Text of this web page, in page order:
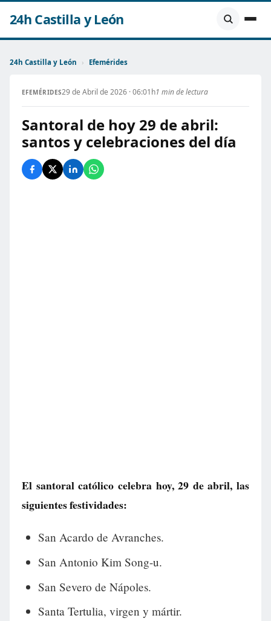
24h Castilla y León
24h Castilla y León › Efemérides
EFEMÉRIDES29 de Abril de 2026 · 06:01h1 min de lectura
Santoral de hoy 29 de abril:
santos y celebraciones del día
El santoral católico celebra hoy, 29 de abril, las
siguientes festividades:
San Acardo de Avranches.
San Antonio Kim Song-u.
San Severo de Nápoles.
Santa Tertulia, virgen y mártir.